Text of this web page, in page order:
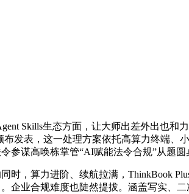
Skills生态方面，让大师出差外出也和
发表，这一处理方案依托高算力终端、
谋高唤栋掌管“AI赋能法令合规”从题圆
算力进阶、续航拉满，ThinkBook
企业合规难度也陡然提拔。涵盖写实、